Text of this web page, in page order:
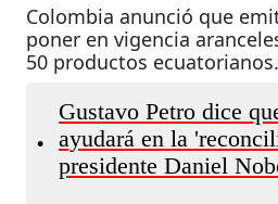
Colombia anunció que
poner en vigencia
50 productos ecuatorianos.
•
Gustavo Petro dice
ayudará en la
presidente Daniel